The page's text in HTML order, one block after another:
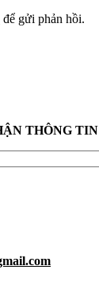
để gửi phản hồi.
THÔNG TIN